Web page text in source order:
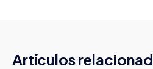
Artículos